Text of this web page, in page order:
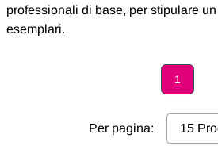
professionali di base, per stipulare
esemplari.
Page
1
Per pagina: